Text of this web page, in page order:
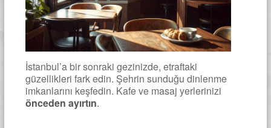
İstanbul’a bir sonraki gezinizde, etraftaki
güzellikleri fark edin. Şehrin sunduğu dinlenme
imkanlarını keşfedin. Kafe ve masaj yerlerinizi
önceden ayırtın.